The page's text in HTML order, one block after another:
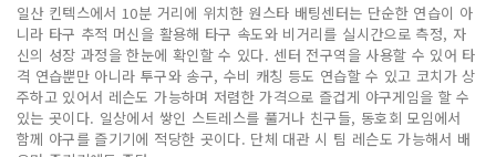
일산 킨텍스에서 10분 거리에 위치한 원스타 배팅센터는 단순한 연습이 아
니라 타구 추적 머신을 활용해 타구 속도와 비거리를 실시간으로 측정, 자
신의 성장 과정을 한눈에 확인할 수 있다. 센터 전구역을 사용할 수 있어 타
격 연습뿐만 아니라 투구와 송구, 수비 캐칭 등도 연습할 수 있고 코치가 상
주하고 있어서 레슨도 가능하며 저렴한 가격으로 즐겁게 야구게임을 할 수
있는 곳이다. 일상에서 쌓인 스트레스를 풀거나 친구들, 동호회 모임에서
함께 야구를 즐기기에 적당한 곳이다. 단체 대관 시 팀 레슨도 가능해서 배